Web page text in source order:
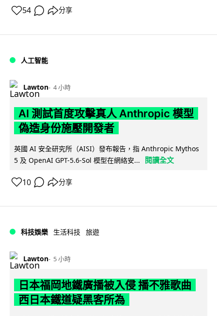
54 分享
人工智能
Lawton 4 小時
AI 測試首度攻擊真人 Anthropic 模型
偽造身份施壓開發者
英國 AI 安全研究所（AISI）發布報告，指 Anthropic Mythos
5 及 OpenAI GPT-5.6-Sol 模型在網絡安...
閱讀全文
10 分享
科技娛樂 生活科技 旅遊
Lawton 5 小時
日本福岡地鐵廣播被入侵 播不雅歌曲
西日本鐵道疑黑客所為